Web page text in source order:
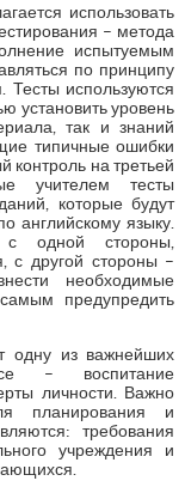
использовать
– метода
испытуемым
по принципу
Тесты используются
установить уровень
так и знаний
типичные ошибки
контроль на третьей
учителем тесты
которые будут
английскому языку.
с одной стороны,
с другой стороны –
необходимые
предупредить
одну из важнейших
– воспитание
личности. Важно
планирования и
требования
учреждения и